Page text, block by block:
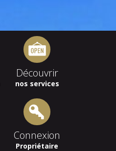
Découvrir
nos services
Connexion
Propriétaire